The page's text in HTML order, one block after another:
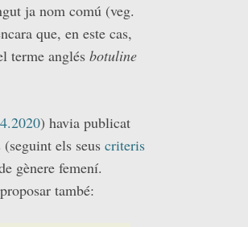
ja nom comú (veg.
que, en este cas,
terme anglés botuline
) havia publicat
els seus criteris
gènere femení.
també: